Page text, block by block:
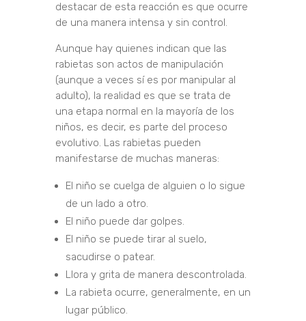
destacar de esta reacción es que ocurre
de una manera intensa y sin control.
Aunque hay quienes indican que las
rabietas son actos de manipulación
(aunque a veces sí es por manipular al
adulto), la realidad es que se trata de
una etapa normal en la mayoría de los
niños, es decir, es parte del proceso
evolutivo. Las rabietas pueden
manifestarse de muchas maneras:
El niño se cuelga de alguien o lo sigue
de un lado a otro.
El niño puede dar golpes.
El niño se puede tirar al suelo,
sacudirse o patear.
Llora y grita de manera descontrolada.
La rabieta ocurre, generalmente, en un
lugar público.